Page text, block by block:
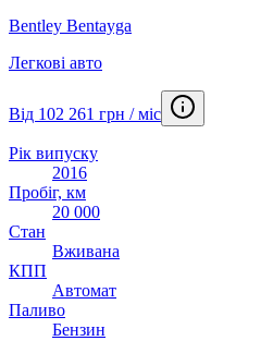
Bentley Bentayga
Легкові авто
Від 102 261 грн / міс
Рік випуску
2016
Пробіг, км
20 000
Стан
Вживана
КПП
Автомат
Паливо
Бензин